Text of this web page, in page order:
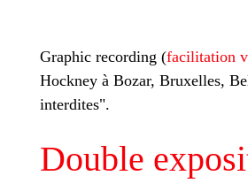
Graphic recording (facilitation
Hockney à Bozar, Bruxelles,
interdites".
Double